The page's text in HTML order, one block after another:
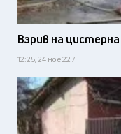
Взрив на
12:25, 24 ное 22 /